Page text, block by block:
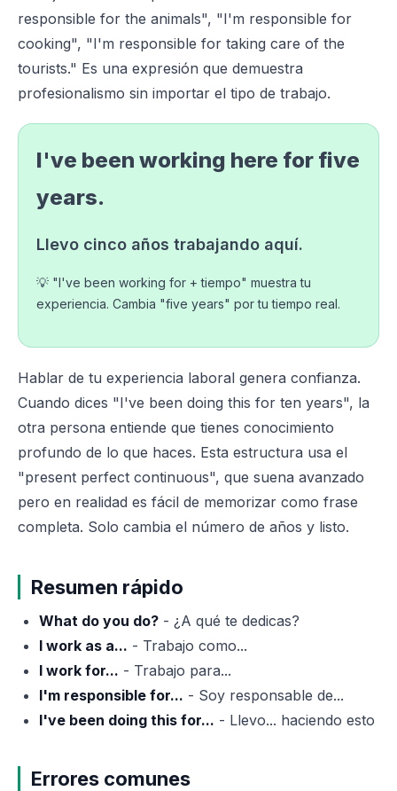
responsible for the animals", "I'm responsible for
cooking", "I'm responsible for taking care of the
tourists." Es una expresión que demuestra
profesionalismo sin importar el tipo de trabajo.
I've been working here for five
years.
Llevo cinco años trabajando aquí.
💡 "I've been working for + tiempo" muestra tu
experiencia. Cambia "five years" por tu tiempo real.
Hablar de tu experiencia laboral genera confianza.
Cuando dices "I've been doing this for ten years", la
otra persona entiende que tienes conocimiento
profundo de lo que haces. Esta estructura usa el
"present perfect continuous", que suena avanzado
pero en realidad es fácil de memorizar como frase
completa. Solo cambia el número de años y listo.
Resumen rápido
What do you do? - ¿A qué te dedicas?
I work as a... - Trabajo como...
I work for... - Trabajo para...
I'm responsible for... - Soy responsable de...
I've been doing this for... - Llevo... haciendo esto
Errores comunes